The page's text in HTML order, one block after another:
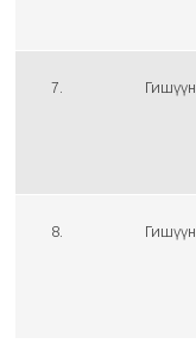
7. Гишүүн
8.
Гишүүн